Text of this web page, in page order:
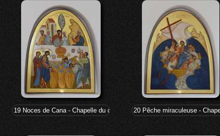
19 Noces de Cana - Chapelle du centre marial20 Pêche miraculeuse -